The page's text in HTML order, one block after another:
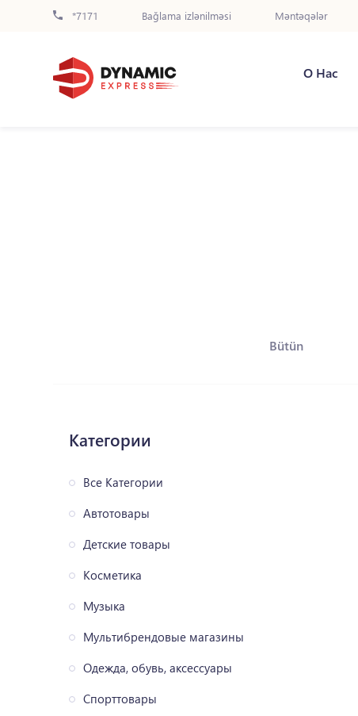
*7171 Bağlama izlənilməsi Məntəqələr
О Нас
Bütün
Категории
Все Категории
Автотовары
Детские товары
Косметика
Музыка
Мультибрендовые магазины
Одежда, обувь, аксессуары
Спорттовары